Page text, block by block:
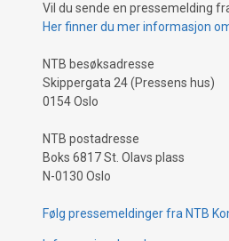
Vil du sende en pressemelding
Her finner du mer informasjon
NTB besøksadresse
Skippergata 24 (Pressens hus)
0154 Oslo
NTB postadresse
Boks 6817 St. Olavs plass
N-0130 Oslo
Følg pressemeldinger fra NTB